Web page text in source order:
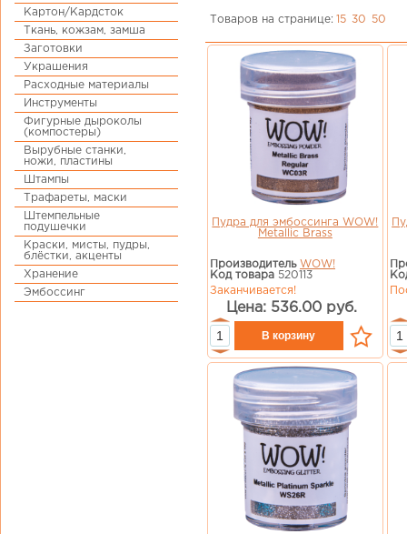
Картон/Кардсток
Ткань, кожзам, замша
Заготовки
Украшения
Расходные материалы
Инструменты
Фигурные дыроколы
(компостеры)
Вырубные станки,
ножи, пластины
Штампы
Трафареты, маски
Штемпельные
подушечки
Краски, мисты, пудры,
блёстки, акценты
Хранение
Эмбоссинг
Товаров на странице: 15 30 50
Пудра для эмбоссинга WOW!
Metallic Brass
Производитель WOW!
Код товара 520113
Заканчивается!
Цена: 536.00 руб.